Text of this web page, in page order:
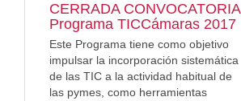
CERRADA CONVOCATORIA
Programa TICCámaras 2017
Este Programa tiene como objetivo
impulsar la incorporación sistemática
de las TIC a la actividad habitual de
las pymes, como herramientas